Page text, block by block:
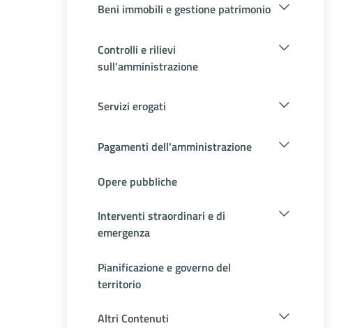
Beni immobili e gestione patrimonio
Controlli e rilievi
sull'amministrazione
Servizi erogati
Pagamenti dell'amministrazione
Opere pubbliche
Interventi straordinari e di
emergenza
Pianificazione e governo del
territorio
Altri Contenuti